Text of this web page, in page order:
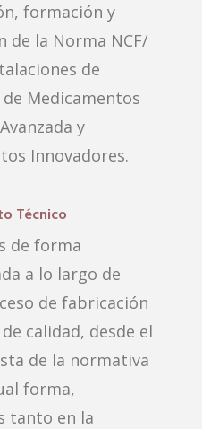
formación y
de la Norma NCF/
de
Medicamentos
y
Innovadores.
Técnico
de forma
a lo largo de
de fabricación
calidad, desde el
de la normativa
forma,
tanto en la